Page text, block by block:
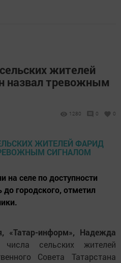
жителей
назвал тревожным
1280 0 0
на селе по доступности
городского, отметил
«Татар-информ», Надежда
сельских жителей
Совета Татарстана